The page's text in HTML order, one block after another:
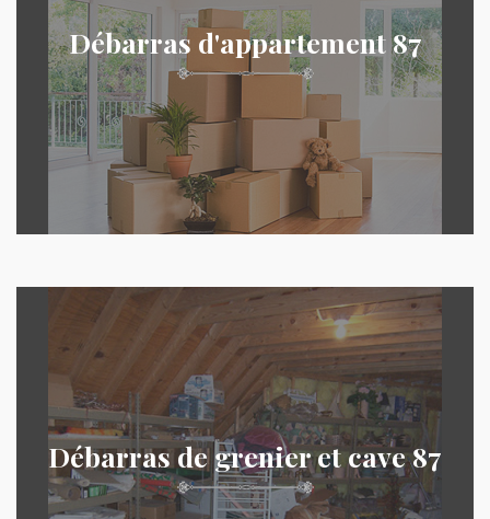
Débarras d'appartement 87
Débarras de grenier et cave 87